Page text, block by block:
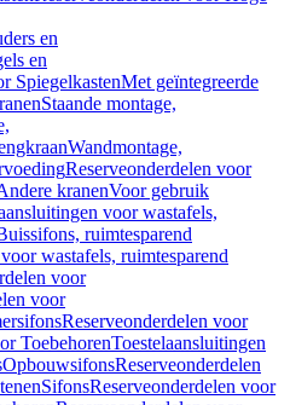
en
en
SpiegelkastenMet geïntegreerde
Staande montage,
Wandmontage,
Reserveonderdelen voor
kranenVoor gebruik
voor wastafels,
ruimtesparend
wastafels, ruimtesparend
voor
voor
Reserveonderdelen voor
ToebehorenToestelaansluitingen
OpbouwsifonsReserveonderdelen
SifonsReserveonderdelen voor